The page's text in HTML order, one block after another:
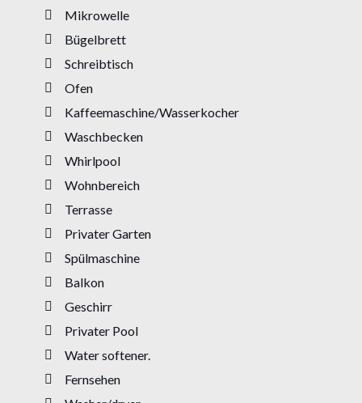
Mikrowelle
Bügelbrett
Schreibtisch
Ofen
Kaffeemaschine/Wasserkocher
Waschbecken
Whirlpool
Wohnbereich
Terrasse
Privater Garten
Spülmaschine
Balkon
Geschirr
Privater Pool
Water softener.
Fernsehen